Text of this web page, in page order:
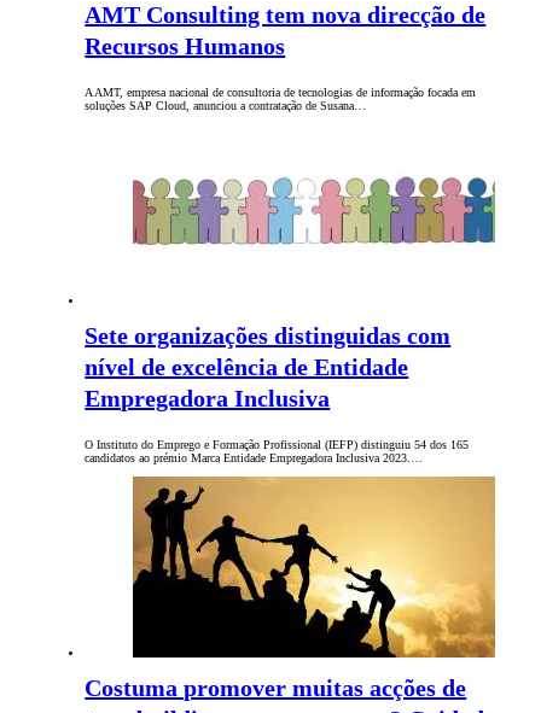
AMT Consulting tem nova direcção de
Recursos Humanos
A AMT, empresa nacional de consultoria de tecnologias de informação focada em
soluções SAP Cloud, anunciou a contratação de Susana…
Sete organizações distinguidas com
nível de excelência de Entidade
Empregadora Inclusiva
O Instituto do Emprego e Formação Profissional (IEFP) distinguiu 54 dos 165
candidatos ao prémio Marca Entidade Empregadora Inclusiva 2023.…
Costuma promover muitas acções de